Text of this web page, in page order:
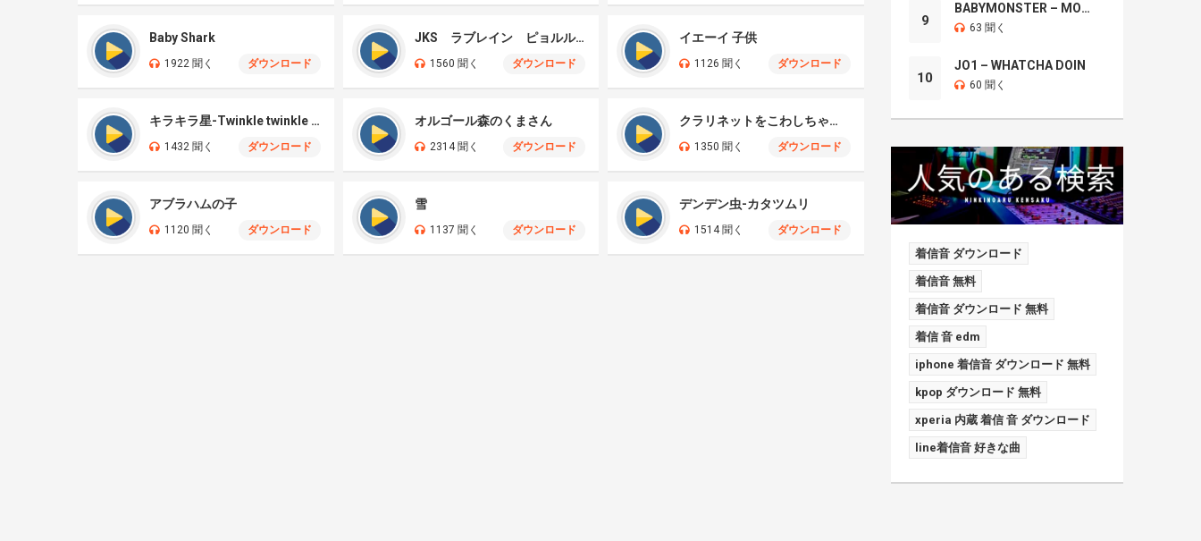
Baby Shark
1922 聞く ダウンロード
JKS ラブレイン ピョルルン ハナの
1560 聞く ダウンロード
イエーイ 子供
1126 聞く ダウンロード
キラキラ星-Twinkle twinkle little star｜オルゴール
1432 聞く ダウンロード
オルゴール森のくまさん
2314 聞く ダウンロード
クラリネットをこわしちゃった
1350 聞く ダウンロード
アブラハムの子
1120 聞く ダウンロード
雪
1137 聞く ダウンロード
デンデン虫-カタツムリ
1514 聞く ダウンロード
9
BABYMONSTER – MOON
63 聞く
10
JO1 – WHATCHA DOIN
60 聞く
着信音 ダウンロード
着信音 無料
着信音 ダウンロード 無料
着信 音 edm
iphone 着信音 ダウンロード 無料
kpop ダウンロード 無料
xperia 内蔵 着信 音 ダウンロード
line着信音 好きな曲